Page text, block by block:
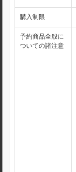
購入制限
予約商品全般に
ついての諸注意